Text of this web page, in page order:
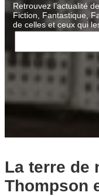
Retrouvez l’actualité
Fiction, Fantastique,
de celles et ceux qui
R
c
r
La terre de
Thompson